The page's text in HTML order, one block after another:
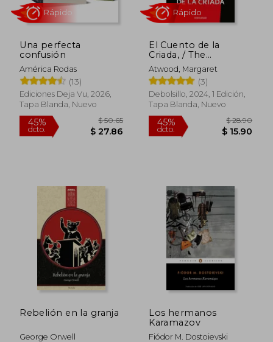
Una perfecta
confusión
América Rodas
(13)
Ediciones Deja Vu, 2026,
Tapa Blanda, Nuevo
Rápido
El Cuento de la
Criada, / The
Handmaid's Tale
Atwood, Margaret
(3)
Debolsillo, 2024, 1 Edición,
Tapa Blanda, Nuevo
45%
dcto.
Rápido
Rebelión en la granja
George Orwell
Los hermanos
Karamazov
Fiódor M. Dostoievski